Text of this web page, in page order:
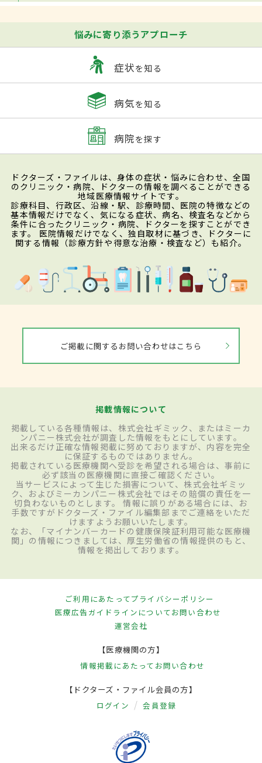
悩みに寄り添うアプローチ
症状を知る
病気を知る
病院を探す
ドクターズ・ファイルは、身体の症状・悩みに合わせ、全国
のクリニック・病院、ドクターの情報を調べることができる
地域医療情報サイトです。
診療科目、行政区、沿線・駅、診療時間、医院の特徴などの
基本情報だけでなく、気になる症状、病名、検査名などから
条件に合ったクリニック・病院、ドクターを探すことができ
ます。 医院情報だけでなく、独自取材に基づき、ドクターに
関する情報（診療方針や得意な治療・検査など）も紹介。
ご掲載に関するお問い合わせはこちら
掲載情報について
掲載している各種情報は、株式会社ギミック、またはミーカ
ンパニー株式会社が調査した情報をもとにしています。
出来るだけ正確な情報掲載に努めておりますが、内容を完全
に保証するものではありません。
掲載されている医療機関へ受診を希望される場合は、事前に
必ず該当の医療機関に直接ご確認ください。
当サービスによって生じた損害について、株式会社ギミッ
ク、およびミーカンパニー株式会社ではその賠償の責任を一
切負わないものとします。 情報に誤りがある場合には、お
手数ですがドクターズ・ファイル編集部までご連絡をいただ
けますようお願いいたします。
なお、「マイナンバーカードの健康保険証利用可能な医療機
関」の情報につきましては、厚生労働省の情報提供のもと、
情報を掲出しております。
ご利用にあたってプライバシーポリシー
医療広告ガイドラインについてお問い合わせ
運営会社
【医療機関の方】
情報掲載にあたって お問い合わせ
【ドクターズ・ファイル会員の方】
ログイン 会員登録